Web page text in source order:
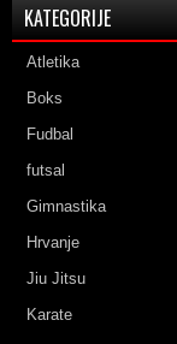
KATEGORIJE
Atletika
Boks
Fudbal
futsal
Gimnastika
Hrvanje
Jiu Jitsu
Karate